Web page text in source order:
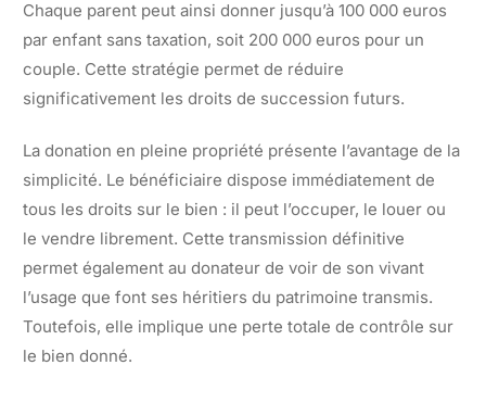
Chaque parent peut ainsi donner jusqu’à 100 000 euros
par enfant sans taxation, soit 200 000 euros pour un
couple. Cette stratégie permet de réduire
significativement les droits de succession futurs.
La donation en pleine propriété présente l’avantage de la
simplicité. Le bénéficiaire dispose immédiatement de
tous les droits sur le bien : il peut l’occuper, le louer ou
le vendre librement. Cette transmission définitive
permet également au donateur de voir de son vivant
l’usage que font ses héritiers du patrimoine transmis.
Toutefois, elle implique une perte totale de contrôle sur
le bien donné.